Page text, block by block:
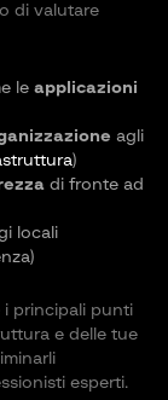
di valutare
le applicazioni
agli
)
di fronte ad
locali
i principali punti
e delle tue
esperti.